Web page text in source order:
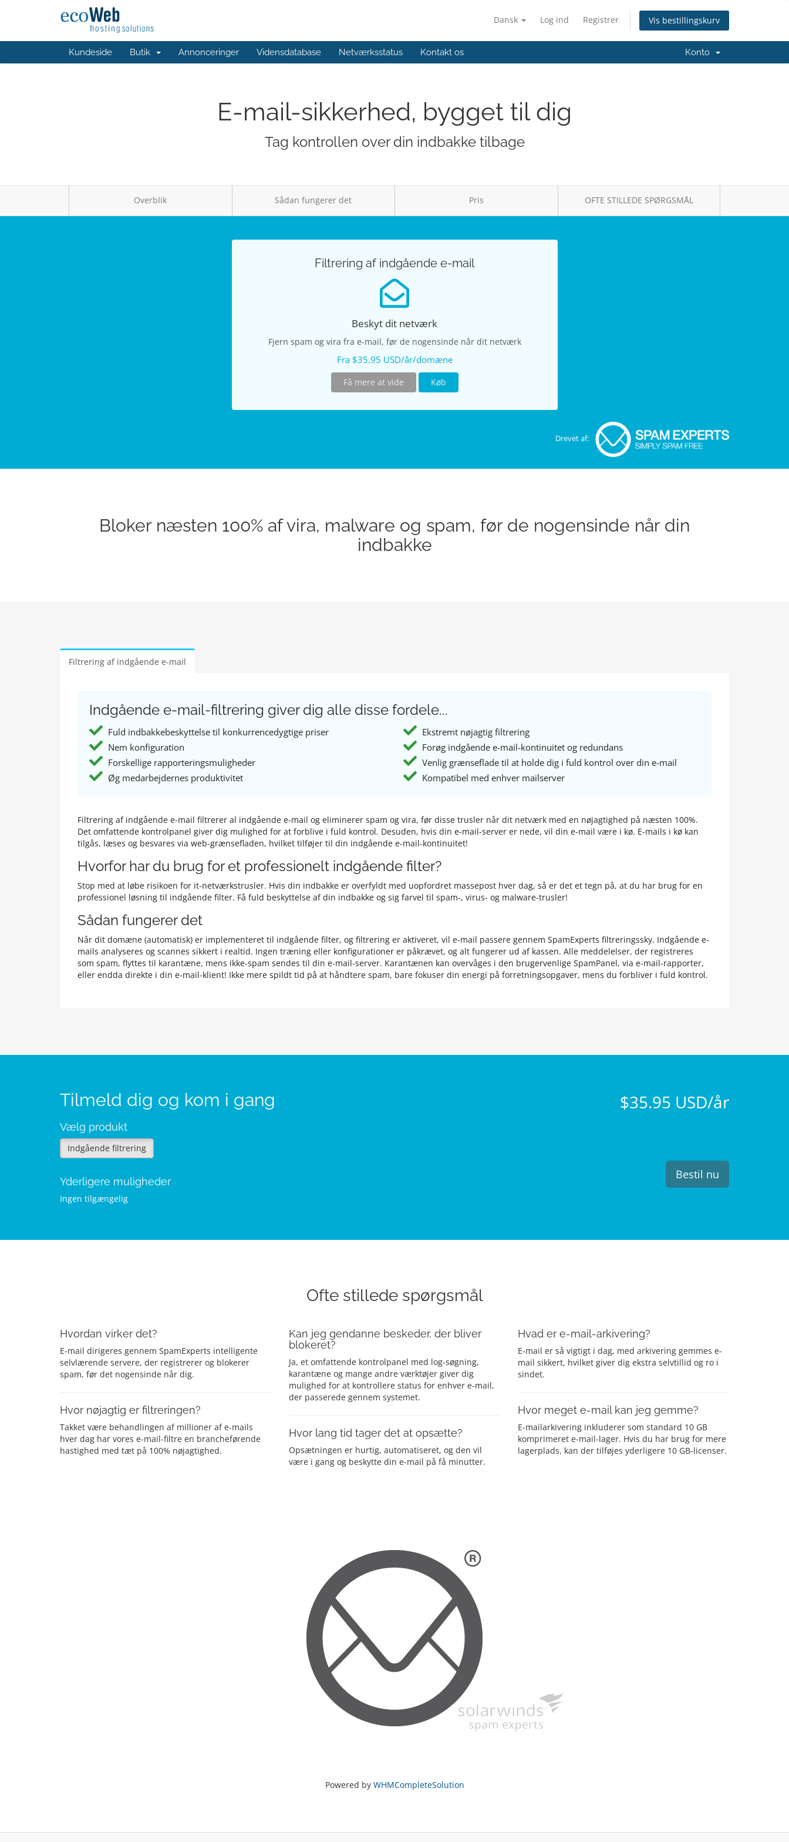
Dansk Log ind Registrer Vis bestillingskurv
Kundeside Butik Annonceringer Vidensdatabase Netværksstatus Kontakt os Konto
E-mail-sikkerhed, bygget til dig
Tag kontrollen over din indbakke tilbage
Overblik Sådan fungerer det Pris OFTE STILLEDE SPØRGSMÅL
Filtrering af indgående e-mail
Beskyt dit netværk
Fjern spam og vira fra e-mail, før de nogensinde når dit netværk
Fra $35.95 USD/år/domæne
Få mere at vide Køb
Drevet af:
Bloker næsten 100% af vira, malware og spam, før de nogensinde når din
indbakke
Filtrering af indgående e-mail
Indgående e-mail-filtrering giver dig alle disse fordele...
Fuld indbakkebeskyttelse til konkurrencedygtige priser
Ekstremt nøjagtig filtrering
Nem konfiguration
Forøg indgående e-mail-kontinuitet og redundans
Forskellige rapporteringsmuligheder
Venlig grænseflade til at holde dig i fuld kontrol over din e-mail
Øg medarbejdernes produktivitet
Kompatibel med enhver mailserver
Filtrering af indgående e-mail filtrerer al indgående e-mail og eliminerer spam og vira, før disse trusler når dit netværk med en nøjagtighed på næsten 100%.
Det omfattende kontrolpanel giver dig mulighed for at forblive i fuld kontrol. Desuden, hvis din e-mail-server er nede, vil din e-mail være i kø. E-mails i kø kan
tilgås, læses og besvares via web-grænsefladen, hvilket tilføjer til din indgående e-mail-kontinuitet!
Hvorfor har du brug for et professionelt indgående filter?
Stop med at løbe risikoen for it-netværkstrusler. Hvis din indbakke er overfyldt med uopfordret massepost hver dag, så er det et tegn på, at du har brug for en
professionel løsning til indgående filter. Få fuld beskyttelse af din indbakke og sig farvel til spam-, virus- og malware-trusler!
Sådan fungerer det
Når dit domæne (automatisk) er implementeret til indgående filter, og filtrering er aktiveret, vil e-mail passere gennem SpamExperts filtreringssky. Indgående e-
mails analyseres og scannes sikkert i realtid. Ingen træning eller konfigurationer er påkrævet, og alt fungerer ud af kassen. Alle meddelelser, der registreres
som spam, flyttes til karantæne, mens ikke-spam sendes til din e-mail-server. Karantænen kan overvåges i den brugervenlige SpamPanel, via e-mail-rapporter,
eller endda direkte i din e-mail-klient! Ikke mere spildt tid på at håndtere spam, bare fokuser din energi på forretningsopgaver, mens du forbliver i fuld kontrol.
Tilmeld dig og kom i gang
Vælg produkt
Indgående filtrering
Yderligere muligheder
Ingen tilgængelig
$35.95 USD/år
Bestil nu
Ofte stillede spørgsmål
Hvordan virker det?
E-mail dirigeres gennem SpamExperts intelligente
selvlærende servere, der registrerer og blokerer
spam, før det nogensinde når dig.
Hvor nøjagtig er filtreringen?
Takket være behandlingen af millioner af e-mails
hver dag har vores e-mail-filtre en brancheførende
hastighed med tæt på 100% nøjagtighed.
Kan jeg gendanne beskeder, der bliver
blokeret?
Ja, et omfattende kontrolpanel med log-søgning,
karantæne og mange andre værktøjer giver dig
mulighed for at kontrollere status for enhver e-mail,
der passerede gennem systemet.
Hvor lang tid tager det at opsætte?
Opsætningen er hurtig, automatiseret, og den vil
være i gang og beskytte din e-mail på få minutter.
Hvad er e-mail-arkivering?
E-mail er så vigtigt i dag, med arkivering gemmes e-
mail sikkert, hvilket giver dig ekstra selvtillid og ro i
sindet.
Hvor meget e-mail kan jeg gemme?
E-mailarkivering inkluderer som standard 10 GB
komprimeret e-mail-lager. Hvis du har brug for mere
lagerplads, kan der tilføjes yderligere 10 GB-licenser.
Powered by WHMCompleteSolution